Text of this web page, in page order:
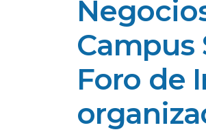
Campus
Foro de